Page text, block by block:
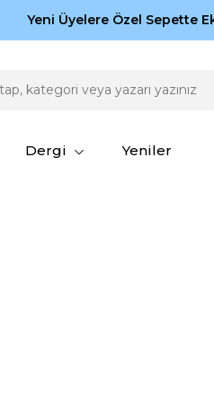
Zamansız eserler Ketebe'de:
Yeni Üyelere Özel Sepette
Dergi Yeniler